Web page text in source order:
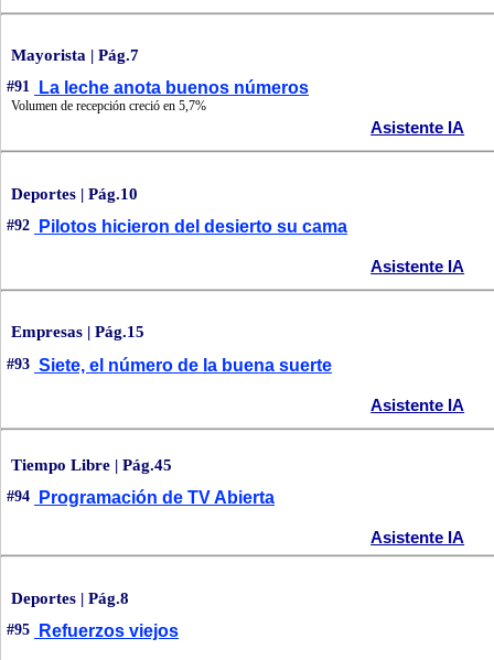
Mayorista | Pág.7
#91 La leche anota buenos números
Volumen de recepción creció en 5,7%
Asistente IA
Deportes | Pág.10
#92 Pilotos hicieron del desierto su cama
Asistente IA
Empresas | Pág.15
#93 Siete, el número de la buena suerte
Asistente IA
Tiempo Libre | Pág.45
#94 Programación de TV Abierta
Asistente IA
Deportes | Pág.8
#95 Refuerzos viejos